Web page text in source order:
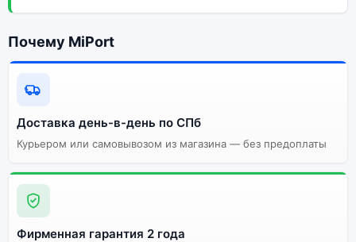
Почему MiPort
Доставка день-в-день по СПб
Курьером или самовывозом из магазина — без предоплаты
Фирменная гарантия 2 года